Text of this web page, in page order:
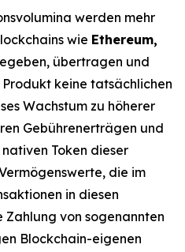
werden mehr
wie Ethereum,
übertragen und
keine tatsächlichen
Wachstum zu höherer
Gebührenerträgen und
Token dieser
die im
in diesen
von sogenannten
Blockchain-eigenen